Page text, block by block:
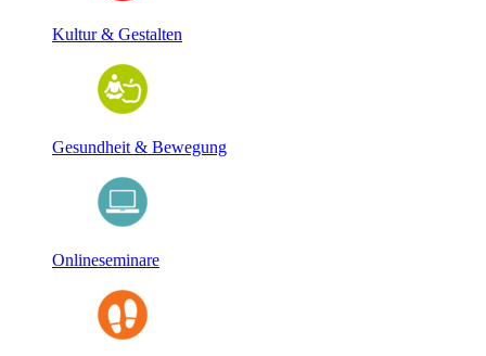
Kultur & Gestalten
Gesundheit & Bewegung
Onlineseminare